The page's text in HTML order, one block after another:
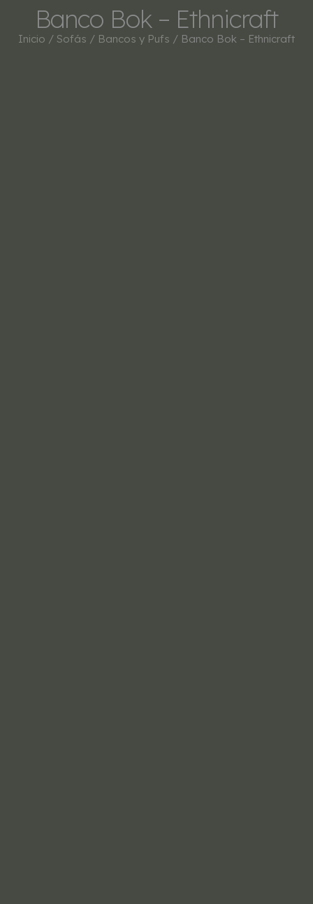
Banco Bok – Ethnicraft
Inicio / Sofás / Bancos y Pufs / Banco Bok – Ethnicraft